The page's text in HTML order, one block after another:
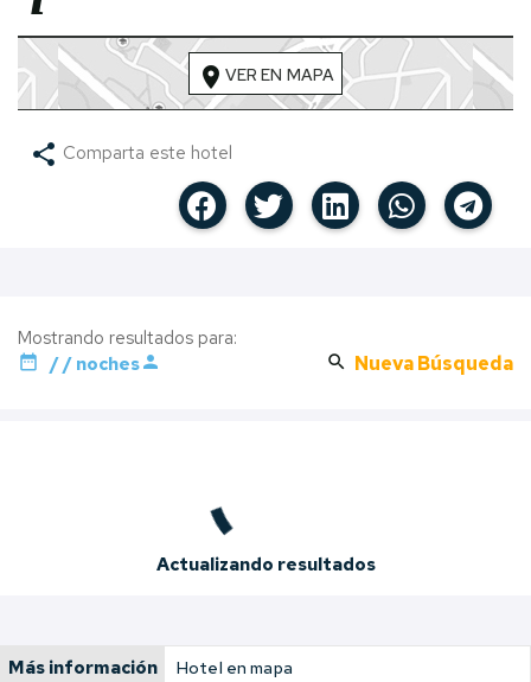
location_on VER EN MAPA
share Comparta este hotel
Mostrando resultados para:
date_range / / nochesperson search Nueva Búsqueda
Actualizando resultados
Más información Hotel en mapa